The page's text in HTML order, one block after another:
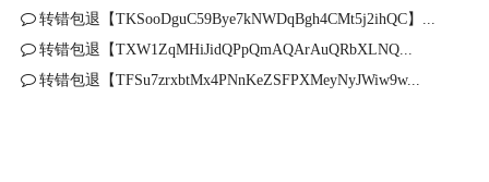
转错包退【TKSooDguC59Bye7kNWDqBgh4CMt5j2ihQC】...
转错包退【TXW1ZqMHiJidQPpQmAQArAuQRbXLNQ...
转错包退【TFSu7zrxbtMx4PNnKeZSFPXMeyNyJWiw9w...